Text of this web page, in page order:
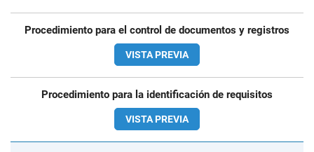
Procedimiento para el control de documentos y registros
VISTA PREVIA
Procedimiento para la identificación de requisitos
VISTA PREVIA